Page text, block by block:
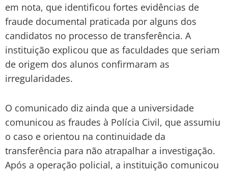
em nota, que identificou fortes evidências de
fraude documental praticada por alguns dos
candidatos no processo de transferência. A
instituição explicou que as faculdades que seriam
de origem dos alunos confirmaram as
irregularidades.
O comunicado diz ainda que a universidade
comunicou as fraudes à Polícia Civil, que assumiu
o caso e orientou na continuidade da
transferência para não atrapalhar a investigação.
Após a operação policial, a instituição comunicou